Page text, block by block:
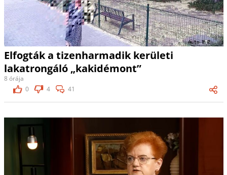
Elfogták a tizenharmadik kerületi
lakatrongáló „kakidémont”
8 órája
0
4 41